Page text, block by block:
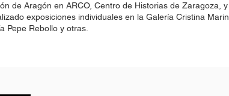
de Aragón en ARCO, Centro de Historias de Zaragoza, y
exposiciones individuales en la Galería Cristina Marin,
Pepe Rebollo y otras.